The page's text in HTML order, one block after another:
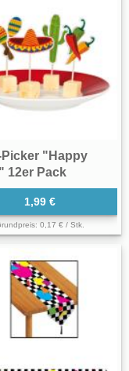
Picker "Happy
12er Pack
1,99 €
Grundpreis: 0,17 € / Stk.